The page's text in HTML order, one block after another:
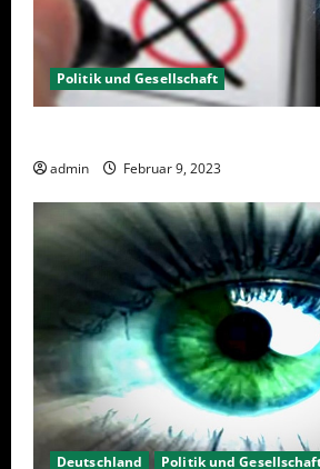
Politik und Gesellschaft
admin Februar 9, 2023
Deutschland Politik und